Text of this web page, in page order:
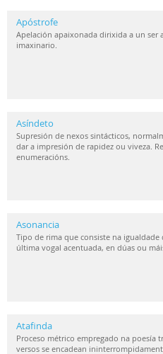
Apóstrofe
Apelación apaixonada dirixida a un ser
imaxinario.
Asíndeto
Supresión de nexos sintácticos,
dar a impresión de rapidez ou viveza.
enumeracións.
Asonancia
Tipo de rima que consiste na igualdade
última vogal acentuada, en dúas ou
Atafinda
Proceso métrico empregado na poesía
versos se encadean